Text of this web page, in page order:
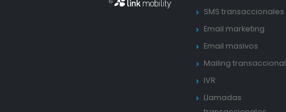
SMS transaccionales
Email marketing
Email masivos
Mailing transaccional
IVR
Llamadas